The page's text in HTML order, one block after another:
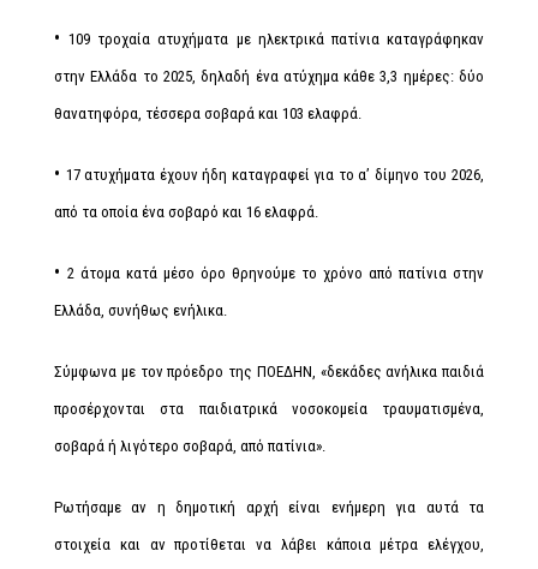
•109 τροχαία ατυχήματα με ηλεκτρικά πατίνια καταγράφηκαν
στην Ελλάδα το 2025, δηλαδή ένα ατύχημα κάθε 3,3 ημέρες: δύο
θανατηφόρα, τέσσερα σοβαρά και 103 ελαφρά.
• 17 ατυχήματα έχουν ήδη καταγραφεί για το α’ δίμηνο του 2026,
από τα οποία ένα σοβαρό και 16 ελαφρά.
• 2 άτομα κατά μέσο όρο θρηνούμε το χρόνο από πατίνια στην
Ελλάδα, συνήθως ενήλικα.
Σύμφωνα με τον πρόεδρο της ΠΟΕΔΗΝ, «δεκάδες ανήλικα παιδιά
προσέρχονται στα παιδιατρικά νοσοκομεία τραυματισμένα,
σοβαρά ή λιγότερο σοβαρά, από πατίνια».
Ρωτήσαμε αν η δημοτική αρχή είναι ενήμερη για αυτά τα
στοιχεία και αν προτίθεται να λάβει κάποια μέτρα ελέγχου,